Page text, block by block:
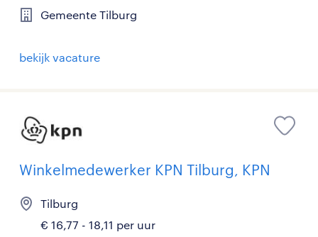
Gemeente Tilburg
bekijk vacature
Winkelmedewerker KPN Tilburg, KPN
Tilburg
€ 16,77 - 18,11 per uur